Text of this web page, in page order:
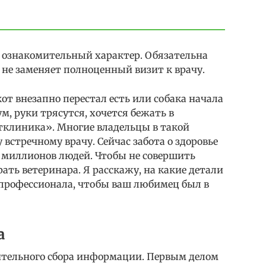
характер. Обязательна
заменяет полноценный визит к врачу.
внезапно перестал есть или собака начала
руки трясутся, хочется бежать в
Многие владельцы в такой
врачу. Сейчас забота о здоровье
людей. Чтобы не совершить
ветеринара. Я расскажу, на какие детали
чтобы ваш любимец был в
сбора информации. Первым делом